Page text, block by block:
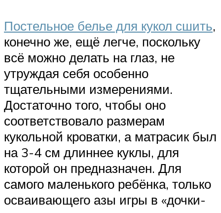
Постельное белье для кукол сшить,
конечно же, ещё легче, поскольку
всё можно делать на глаз, не
утруждая себя особенно
тщательными измерениями.
Достаточно того, чтобы оно
соответствовало размерам
кукольной кроватки, а матрасик был
на 3-4 см длиннее куклы, для
которой он предназначен. Для
самого маленького ребёнка, только
осваивающего азы игры в «дочки-